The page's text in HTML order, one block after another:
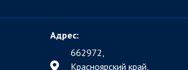
Адрес:
662972,
Красноярский край,